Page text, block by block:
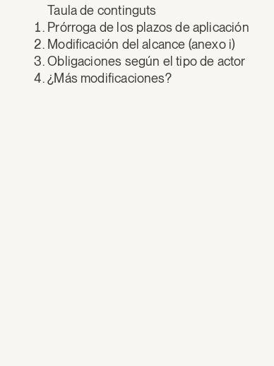
Taula de continguts
Prórroga de los plazos de aplicación
Modificación del alcance (anexo i)
Obligaciones según el tipo de actor
¿Más modificaciones?